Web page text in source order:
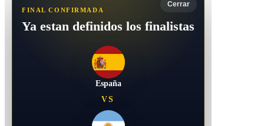
Cerrar
FINAL CONFIRMADA
Ya estan definidos los finalistas
España
VS